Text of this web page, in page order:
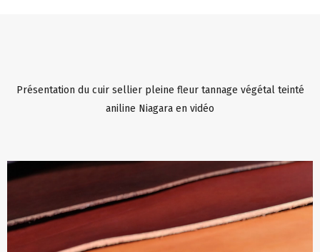
Présentation du cuir sellier pleine fleur tannage végétal teinté
aniline Niagara en vidéo